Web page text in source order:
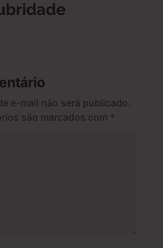
e-mail não será publicado.
são marcados com *